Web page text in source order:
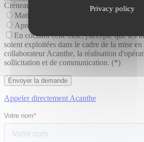
Privacy policy
Créneau idéal pour être rappelé
Matin
Après-midi
En cochant cette case, j'accepte que les
soient exploitées dans le cadre de la mise
collaborateur Acanthe, la réalisation
sollicitation et de communication. (*)
Appeler directement Acanthe